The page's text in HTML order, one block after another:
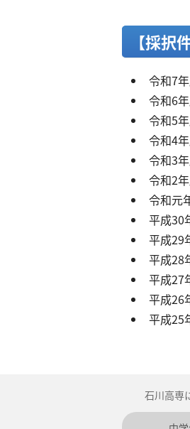
【採択
令和7
令和6
令和5
令和4
令和3
令和2
令和元
平成30
平成29
平成28
平成27
平成26
平成25
石川高専